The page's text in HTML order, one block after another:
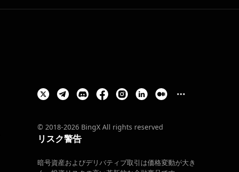
© 2018-2026 BingX All rights reserved
リスク警告
暗号資産およびデリバティブ取引は価格変動が大き